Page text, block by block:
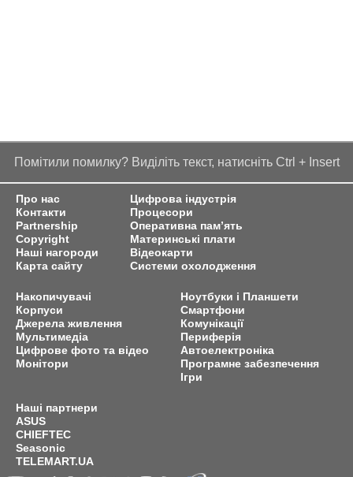
Помітили помилку? Виділіть текст, натисніть Ctrl + Insert
Про нас
Контакти
Partnership
Copyright
Наші нагороди
Карта сайту
Цифрова індустрія
Процесори
Оперативна пам’ять
Материнські плати
Відеокарти
Системи охолодження
Накопичувачі
Корпуси
Джерела живлення
Мультимедіа
Цифрове фото та відео
Монітори
Ноутбуки і Планшети
Смартфони
Комунікації
Периферія
Автоелектроніка
Програмне забезпечення
Ігри
Наші партнери
ASUS
CHIEFTEC
Seasonic
TELEMART.UA